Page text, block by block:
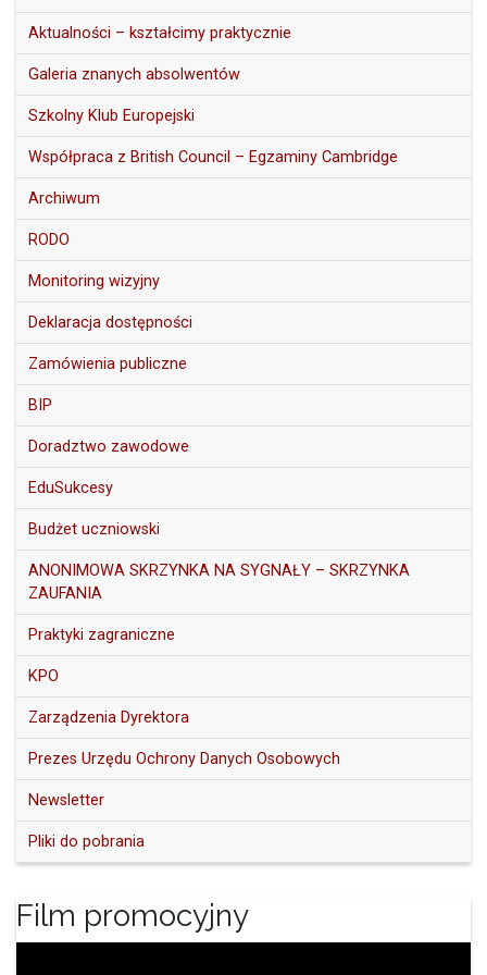
Aktualności – kształcimy praktycznie
Galeria znanych absolwentów
Szkolny Klub Europejski
Współpraca z British Council – Egzaminy Cambridge
Archiwum
RODO
Monitoring wizyjny
Deklaracja dostępności
Zamówienia publiczne
BIP
Doradztwo zawodowe
EduSukcesy
Budżet uczniowski
ANONIMOWA SKRZYNKA NA SYGNAŁY – SKRZYNKA
ZAUFANIA
Praktyki zagraniczne
KPO
Zarządzenia Dyrektora
Prezes Urzędu Ochrony Danych Osobowych
Newsletter
Pliki do pobrania
Film promocyjny